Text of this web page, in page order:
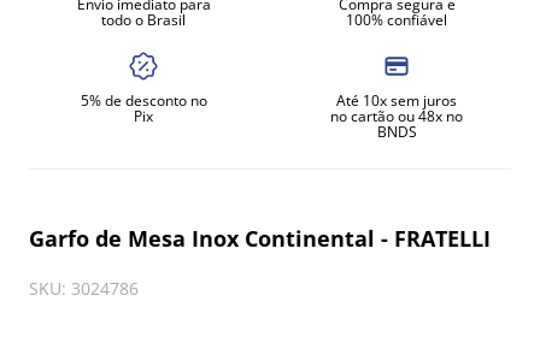
Envio imediato para
todo o Brasil
Compra segura e
100% confiável
5% de desconto no
Pix
Até 10x sem juros
no cartão ou 48x no
BNDS
Garfo de Mesa Inox Continental - FRATELLI
SKU: 3024786